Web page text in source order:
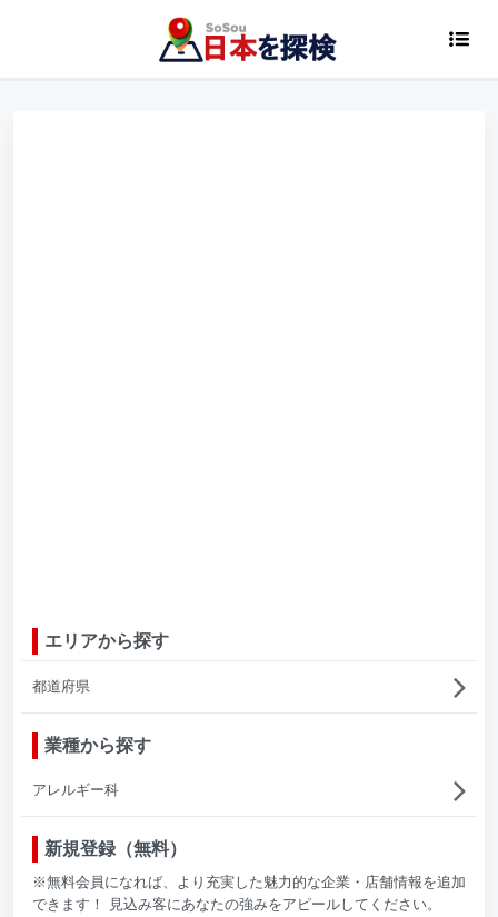
エリアから探す
都道府県
業種から探す
アレルギー科
新規登録（無料）
※無料会員になれば、より充実した魅力的な企業・店舗情報を追加
できます！ 見込み客にあなたの強みをアピールしてください。